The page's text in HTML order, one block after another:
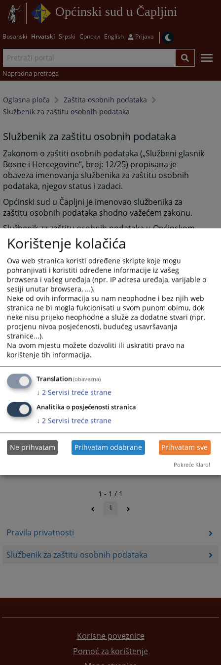
Općinski sud u Čapljini
Bosanski Hrvatski Srpski Српски English Prijava
Napredna pretraga
Oglasna ploča
Zaštita osobnih podataka
Službenik za zaštitu osobnih podataka
Pravila privatnosti
Službenik za zaštitu osobnih podataka
Službenik za zaštitu osobnih podataka
Zakonom o zaštiti osobnih podataka („Službeni glasnik
Bosne i Hercegovine“, broj: 12/25) propisana je
obaveza imenovanja službenika za zaštitu osobnih
podataka, njegov status i zadaci.
Općinski sud u Čapljni je imenovao službenika za
zaštitu osobnih podataka shodno važećem zakonu.
Službenik za zaštitu osobnih podataka u Općinskom
sudu u Čapljini je Darijo Čilić.
Kontakt podaci službenika za zaštitu osobnih podataka
su:
e-mail: darijo.cilic@pravosudje.ba
tel: 036 806 115
466PREGLEDA
1 - 1 / 1
1
Korisne poveznice
Pomoć za korištenje
Korištenje kolačića
Ova web stranica koristi određene skripte koje mogu
pohranjivati i koristiti određene informacije iz vašeg
browsera i vašeg uređaja (npr. IP adresa uređaja, varijable o
sesiji unutar browsera, ...).
Neke od ovih informacija su nam neophodne i bez njih web
stranica ne bi mogla fukcionisati u svom punom obimu, dok
neke nisu prijeko neophodne a služe za dodatne stvari (npr.
procjenu nivoa posjećenosti, budućeg usavršavanja
stranice...).
Na ovom mjestu možete dozvoliti ili uskratiti pravo na
korištenje tih informacija.
Translation(obavezna)
↓ 2 Servisi treće strane
Analitika o posjećenosti stranica
↓ 2 Servisi treće strane
Ne prihvatam Prihvatam odabrane Prihvatam sve
Pokreće Klaro!